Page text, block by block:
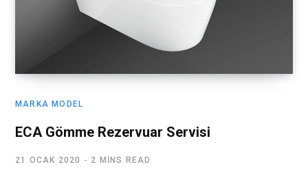
MARKA MODEL
ECA Gömme Rezervuar Servisi
21 OCAK 2020 2 MINS READ